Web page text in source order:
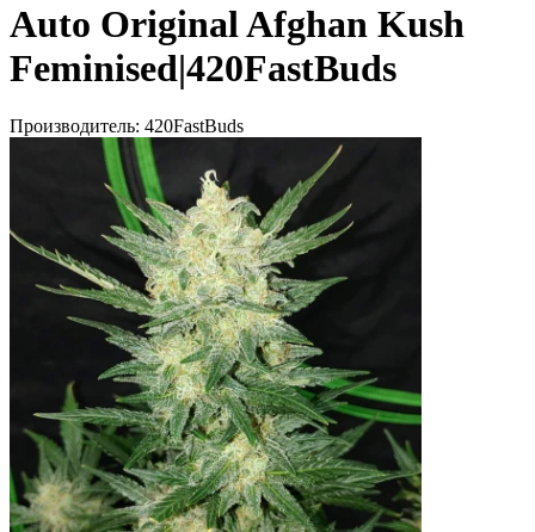
Auto Original Afghan Kush
Feminised|420FastBuds
Производитель: 420FastBuds